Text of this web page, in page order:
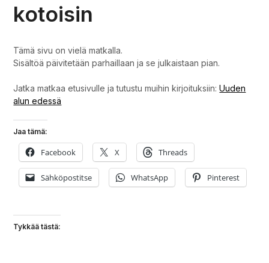
kotoisin
Tämä sivu on vielä matkalla.
Sisältöä päivitetään parhaillaan ja se julkaistaan pian.
Jatka matkaa etusivulle ja tutustu muihin kirjoituksiin:Uuden
alun edessä
Jaa tämä:
Facebook X Threads
Sähköpostitse WhatsApp Pinterest
Tykkää tästä: